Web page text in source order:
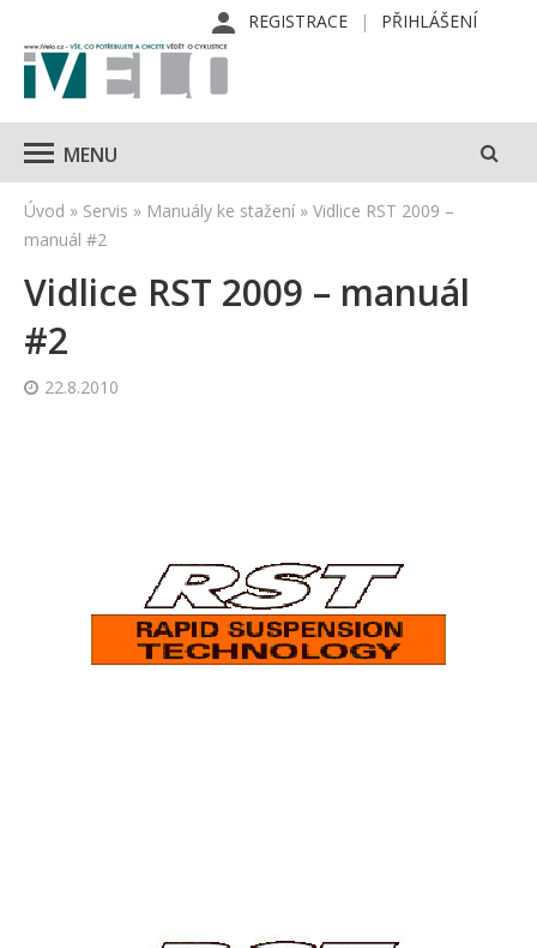
REGISTRACE PŘIHLÁŠENÍ
MENU
Úvod » Servis » Manuály ke stažení » Vidlice RST 2009 –
manuál #2
Vidlice RST 2009 – manuál
#2
22.8.2010